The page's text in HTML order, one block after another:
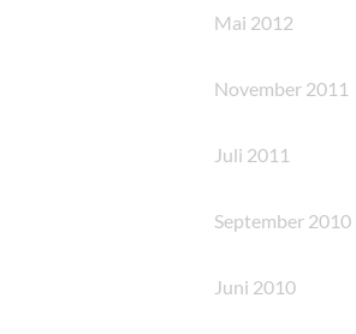
Mai 2012
November 2011
Juli 2011
September 2010
Juni 2010